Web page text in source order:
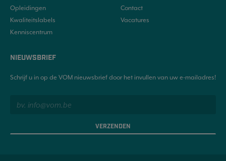
Opleidingen
Kwaliteitslabels
Kenniscentrum
Contact
Vacatures
NIEUWSBRIEF
Schrijf u in op de VOM nieuwsbrief door het invullen van uw e-mailadres!
VERZENDEN